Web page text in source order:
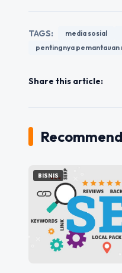
TAGS: media sosial
pentingnya pemantauan
Share this article:
BISNIS